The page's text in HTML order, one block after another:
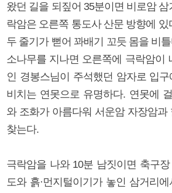
왔던 길을 되짚어 35분이면 비로암
락암은 오른쪽 통도사 산문 방향에 있
두 줄기가 뻗어 꽈배기 꼬듯 몸을 비
소나무를 지나면 오른쪽에 극락암이
인 경봉스님이 주석했던 암자로 입구
비치는 연못으로 유명하다. 연못에
와 조화가 아름다워 서운암 자장암과
찾는다.
극락암을 나와 10분 남짓이면 축구
도와 흙·먼지털이기가 놓인 삼거리